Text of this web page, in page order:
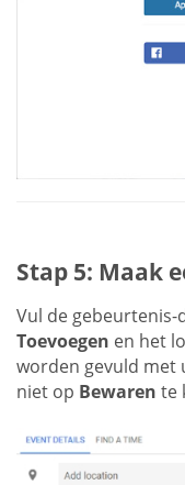
Stap 5: Maak
Vul de gebeurtenis-
Toevoegen en het
worden gevuld met
niet op Bewaren te